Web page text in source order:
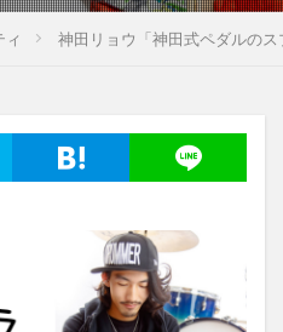
神田リョウ「神田式ペダルの